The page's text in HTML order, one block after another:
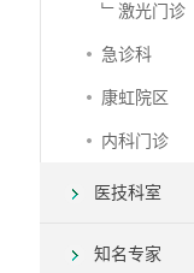
﹂激光门诊
急诊科
康虹院区
内科门诊
医技科室
知名专家